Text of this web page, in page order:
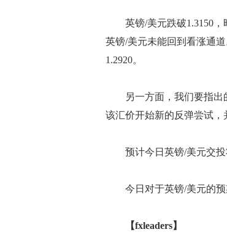
英镑/美元跌破1.3150，
英镑/美元未能回到看涨通
1.2920。
另一方面，我们要指出的
该汇价开始新的反弹尝试，
预计今日英镑/美元交投将
今日对于英镑/美元的预
【fxleaders】